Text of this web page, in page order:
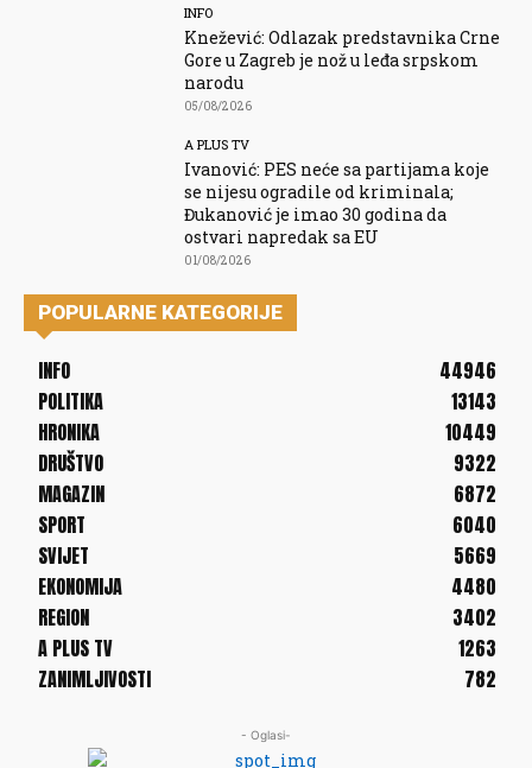
INFO
Knežević: Odlazak predstavnika Crne
Gore u Zagreb je nož u leđa srpskom
narodu
05/08/2026
A PLUS TV
Ivanović: PES neće sa partijama koje
se nijesu ogradile od kriminala;
Đukanović je imao 30 godina da
ostvari napredak sa EU
01/08/2026
POPULARNE KATEGORIJE
INFO
44946
POLITIKA
13143
HRONIKA
10449
DRUŠTVO
9322
MAGAZIN
6872
SPORT
6040
SVIJET
5669
EKONOMIJA
4480
REGION
3402
A PLUS TV
1263
ZANIMLJIVOSTI
782
- Oglasi-